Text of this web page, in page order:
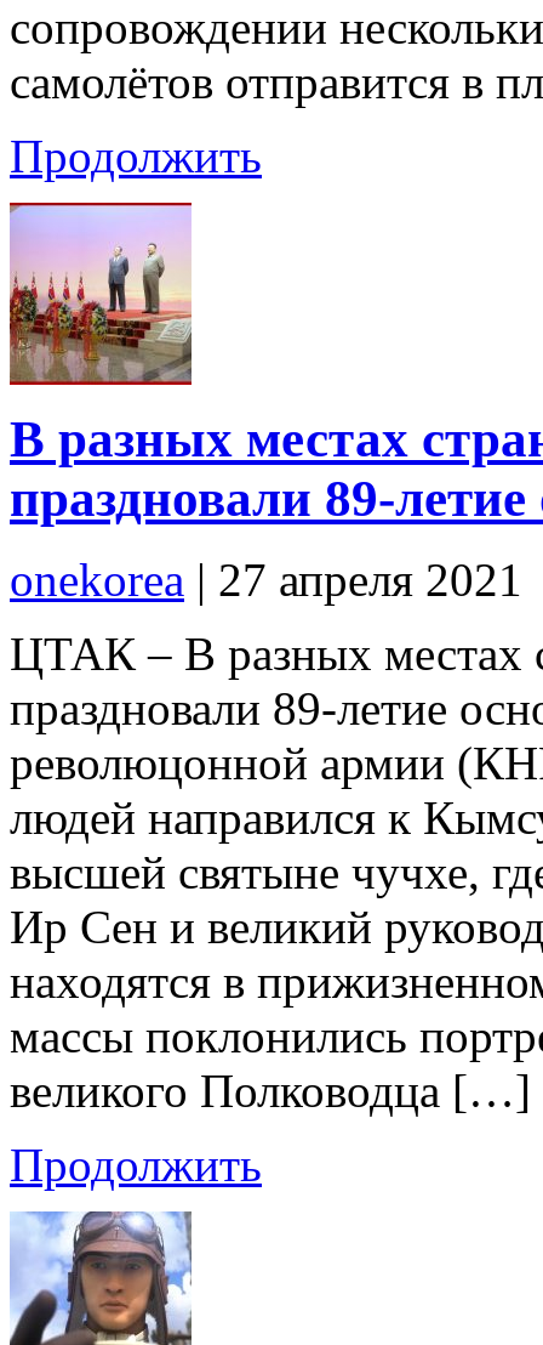
сопровождении
самолётов отправится в
Продолжить
В разных местах
праздновали 89-
onekorea | 27 апреля 2021
ЦТАК – В разных местах
праздновали 89-летие
революцонной армии
людей направился к
высшей святыне чучхе,
Ир Сен и великий
находятся в
массы поклонились
великого Полководца […]
Продолжить